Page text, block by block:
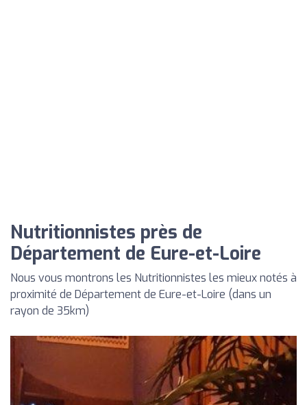
Nutritionnistes près de
Département de Eure-et-Loire
Nous vous montrons les Nutritionnistes les mieux notés à
proximité de Département de Eure-et-Loire (dans un
rayon de 35km)